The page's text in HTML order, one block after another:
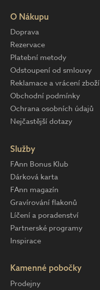
O Nákupu
Doprava
Rezervace
Platební metody
Odstoupení od smlouvy
Reklamace a vrácení zboží
Obchodní podmínky
Ochrana osobních údajů
Nejčastější dotazy
Služby
FAnn Bonus Klub
Dárková karta
FAnn magazín
Gravírování flakonů
Líčení a poradenství
Partnerské programy
Inspirace
Kamenné pobočky
Prodejny